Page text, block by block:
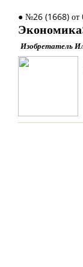
● №26 (1668) от
Изобретатель